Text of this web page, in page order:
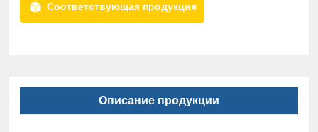
Соответствующая продукция
Описание продукции